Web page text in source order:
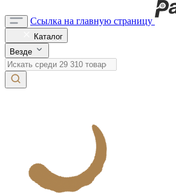
Ссылка на главную страницу
Каталог
Везде